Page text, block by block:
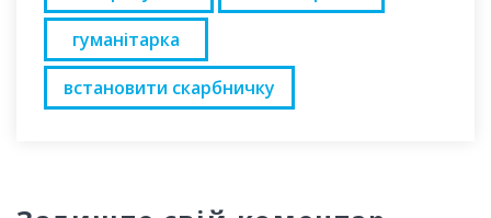
гуманітарка
встановити скарбничку